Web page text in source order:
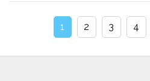
1 2 3 4